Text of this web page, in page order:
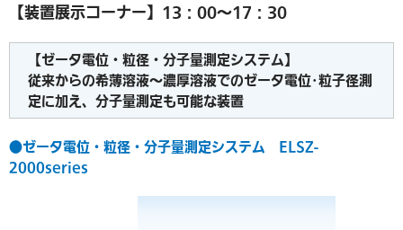
【装置展示コーナー】13：00～17：30
【ゼータ電位・粒径・分子量測定システム】
従来からの希薄溶液～濃厚溶液でのゼータ電位･粒子径測
定に加え、分子量測定も可能な装置
●ゼータ電位・粒径・分子量測定システム ELSZ-
2000series